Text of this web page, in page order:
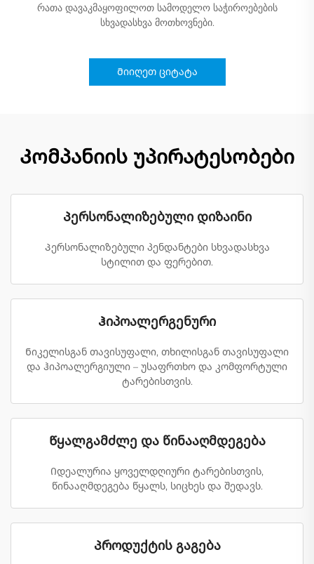
რათა დავაკმაყოფილოთ სამოდელო საჭიროებების
სხვადასხვა მოთხოვნები.
Მიიღეთ ციტატა
Კომპანიის უპირატესობები
Პერსონალიზებული დიზაინი
Პერსონალიზებული პენდანტები სხვადასხვა
სტილით და ფერებით.
Ჰიპოალერგენური
Ნიკელისგან თავისუფალი, თხილისგან თავისუფალი
და ჰიპოალერგიული – უსაფრთხო და კომფორტული
ტარებისთვის.
Წყალგამძლე და წინააღმდეგება
Იდეალურია ყოველდღიური ტარებისთვის,
წინააღმდეგება წყალს, სიცხეს და შედავს.
Პროდუქტის გაგება